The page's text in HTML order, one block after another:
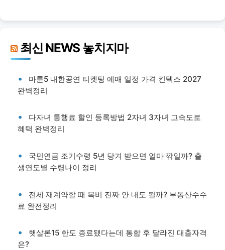
최신 NEWS 놓치지마
마룬5 내한공연 티켓팅 예매 일정 가격 킨텍스 2027
완벽정리
다자녀 통행료 할인 등록방법 2자녀 3자녀 고속도로
혜택 완벽정리
국민연금 조기수령 5년 당겨 받으면 얼마 깎일까? 출
생연도별 수령나이 정리
전세 재계약할 때 복비 진짜 안 내도 될까? 부동산수수
료 완전정리
햇살론15 한도 종료됐다는데 통합 후 달라진 대출자격
은?